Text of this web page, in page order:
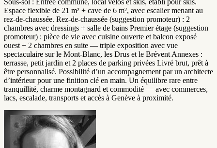
Sous-sol : Entrée commune, local vélos et skis, établi pour skis.
Espace flexible de 21 m² + cave de 6 m², avec escalier menant au
rez-de-chaussée. Rez-de-chaussée (suggestion promoteur) : 2
chambres avec dressings + salle de bains Premier étage (suggestion
promoteur) : pièce de vie avec cuisine ouverte et balcon exposé
ouest + 2 chambres en suite — triple exposition avec vue
spectaculaire sur le Mont-Blanc, les Drus et le Brévent Annexes :
terrasse, petit jardin et 2 places de parking privées Livré brut, prêt à
être personnalisé. Possibilité d’un accompagnement par un architecte
d’intérieur pour une finition clé en main. Un équilibre rare entre
tranquillité, charme montagnard et commodité — avec commerces,
lacs, escalade, transports et accès à Genève à proximité.